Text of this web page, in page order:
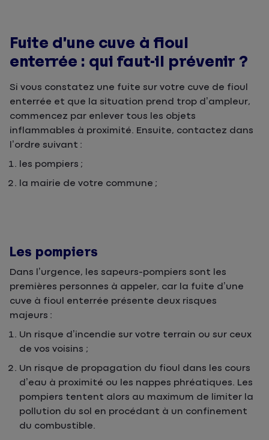
Fuite d’une cuve à fioul
enterrée : qui faut-il prévenir ?
Si vous constatez une fuite sur votre cuve de fioul
enterrée et que la situation prend trop d’ampleur,
commencez par enlever tous les objets
inflammables à proximité. Ensuite, contactez dans
l’ordre suivant :
les pompiers ;
la mairie de votre commune ;
Les pompiers
Dans l’urgence, les sapeurs-pompiers sont les
premières personnes à appeler, car la fuite d’une
cuve à fioul enterrée présente deux risques
majeurs :
Un risque d’incendie sur votre terrain ou sur ceux
de vos voisins ;
Un risque de propagation du fioul dans les cours
d’eau à proximité ou les nappes phréatiques. Les
pompiers tentent alors au maximum de limiter la
pollution du sol en procédant à un confinement
du combustible.